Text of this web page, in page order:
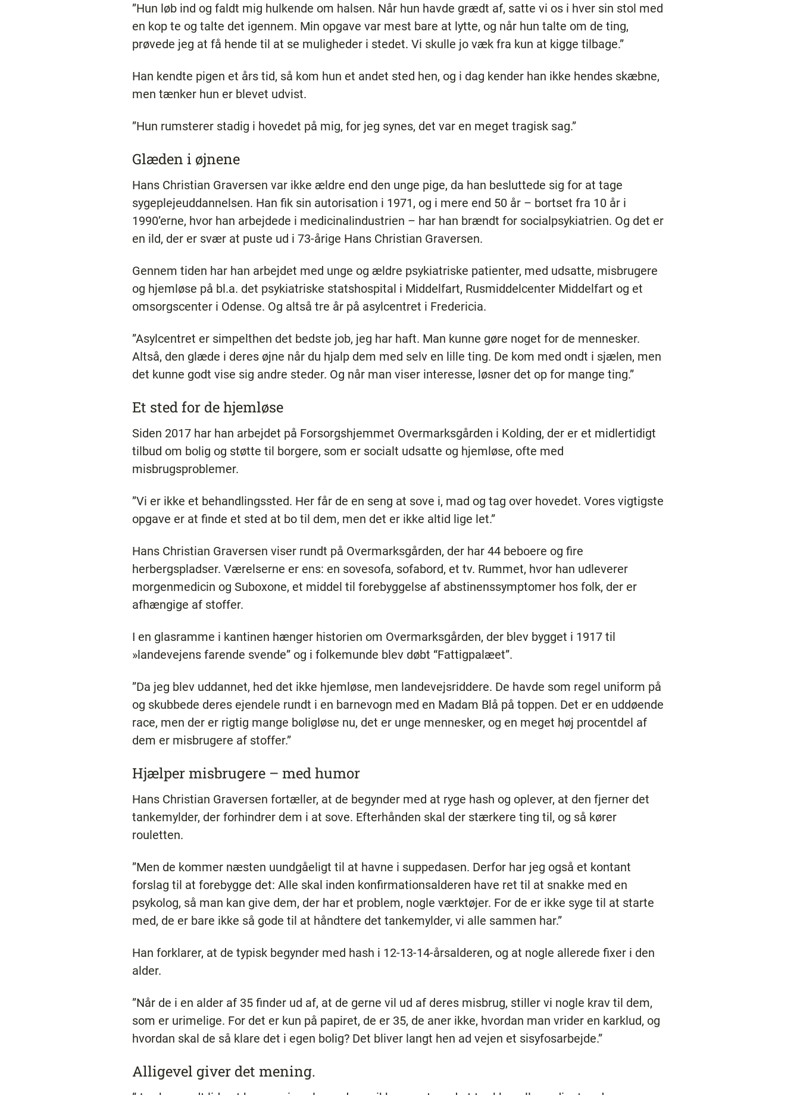
”Hun løb ind og faldt mig hulkende om halsen. Når hun havde grædt af, satte vi os i hver sin stol med
en kop te og talte det igennem. Min opgave var mest bare at lytte, og når hun talte om de ting,
prøvede jeg at få hende til at se muligheder i stedet. Vi skulle jo væk fra kun at kigge tilbage.”
Han kendte pigen et års tid, så kom hun et andet sted hen, og i dag kender han ikke hendes skæbne,
men tænker hun er blevet udvist.
”Hun rumsterer stadig i hovedet på mig, for jeg synes, det var en meget tragisk sag.”
Glæden i øjnene
Hans Christian Graversen var ikke ældre end den unge pige, da han besluttede sig for at tage
sygeplejeuddannelsen. Han fik sin autorisation i 1971, og i mere end 50 år – bortset fra 10 år i
1990’erne, hvor han arbejdede i medicinalindustrien – har han brændt for socialpsykiatrien. Og det er
en ild, der er svær at puste ud i 73-årige Hans Christian Graversen.
Gennem tiden har han arbejdet med unge og ældre psykiatriske patienter, med udsatte, misbrugere
og hjemløse på bl.a. det psykiatriske statshospital i Middelfart, Rusmiddelcenter Middelfart og et
omsorgscenter i Odense. Og altså tre år på asylcentret i Fredericia.
”Asylcentret er simpelthen det bedste job, jeg har haft. Man kunne gøre noget for de mennesker.
Altså, den glæde i deres øjne når du hjalp dem med selv en lille ting. De kom med ondt i sjælen, men
det kunne godt vise sig andre steder. Og når man viser interesse, løsner det op for mange ting.”
Et sted for de hjemløse
Siden 2017 har han arbejdet på Forsorgshjemmet Overmarksgården i Kolding, der er et midlertidigt
tilbud om bolig og støtte til borgere, som er socialt udsatte og hjemløse, ofte med
misbrugsproblemer.
”Vi er ikke et behandlingssted. Her får de en seng at sove i, mad og tag over hovedet. Vores vigtigste
opgave er at finde et sted at bo til dem, men det er ikke altid lige let.”
Hans Christian Graversen viser rundt på Overmarksgården, der har 44 beboere og fire
herbergspladser. Værelserne er ens: en sovesofa, sofabord, et tv. Rummet, hvor han udleverer
morgenmedicin og Suboxone, et middel til forebyggelse af abstinenssymptomer hos folk, der er
afhængige af stoffer.
I en glasramme i kantinen hænger historien om Overmarksgården, der blev bygget i 1917 til
»landevejens farende svende” og i folkemunde blev døbt “Fattigpalæet”.
”Da jeg blev uddannet, hed det ikke hjemløse, men landevejsriddere. De havde som regel uniform på
og skubbede deres ejendele rundt i en barnevogn med en Madam Blå på toppen. Det er en uddøende
race, men der er rigtig mange boligløse nu, det er unge mennesker, og en meget høj procentdel af
dem er misbrugere af stoffer.”
Hjælper misbrugere – med humor
Hans Christian Graversen fortæller, at de begynder med at ryge hash og oplever, at den fjerner det
tankemylder, der forhindrer dem i at sove. Efterhånden skal der stærkere ting til, og så kører
rouletten.
”Men de kommer næsten uundgåeligt til at havne i suppedasen. Derfor har jeg også et kontant
forslag til at forebygge det: Alle skal inden konfirmationsalderen have ret til at snakke med en
psykolog, så man kan give dem, der har et problem, nogle værktøjer. For de er ikke syge til at starte
med, de er bare ikke så gode til at håndtere det tankemylder, vi alle sammen har.”
Han forklarer, at de typisk begynder med hash i 12-13-14-årsalderen, og at nogle allerede fixer i den
alder.
”Når de i en alder af 35 finder ud af, at de gerne vil ud af deres misbrug, stiller vi nogle krav til dem,
som er urimelige. For det er kun på papiret, de er 35, de aner ikke, hvordan man vrider en karklud, og
hvordan skal de så klare det i egen bolig? Det bliver langt hen ad vejen et sisyfosarbejde.”
Alligevel giver det mening.